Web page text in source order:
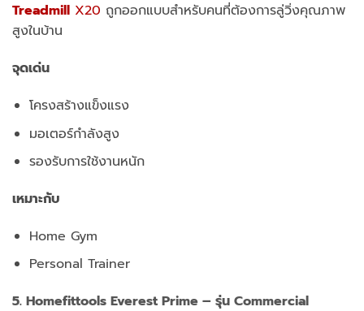
Treadmill X20 ถูกออกแบบสำหรับคนที่ต้องการลู่วิ่งคุณภาพ
สูงในบ้าน
จุดเด่น
โครงสร้างแข็งแรง
มอเตอร์กำลังสูง
รองรับการใช้งานหนัก
เหมาะกับ
Home Gym
Personal Trainer
5. Homefittools Everest Prime – รุ่น Commercial